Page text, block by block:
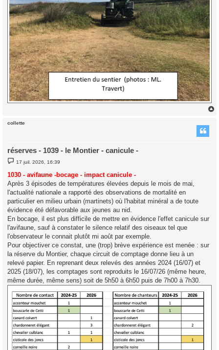
collette
réserves - 1039 - le Montier - canicule -
M
e
s
s
a
e
17 juil. 2026, 16:39
1030 - avifaune -bocage - impact canicule -
Après 3 épisodes de températures élevées depuis le mois de mai,
l'actualité nationale a rapporté des observations de mortalité en
particulier en milieu urbain (martinets) où l'habitat minéral a de toute
évidence été défavorable aux jeunes au nid.
En bocage, il est plus difficile de mettre en évidence l'effet canicule sur
l'avifaune, sauf à constater le silence relatif des oiseaux tel que
l'observateur le connait plutôt mi août par exemple.
Pour objectiver ce constat, une (trop) brève expérience est menée : sur
la réserve du Montier, chaque circuit de comptage donne lieu à un
relevé papier. En reprenant deux relevés des années 2024 (16/07) et
2025 (18/07), les comptages sont reproduits le 16/07/26 (même heure,
même durée, même sens) soit de 5h50 à 6h50 puis de 7h00 à 7h30.